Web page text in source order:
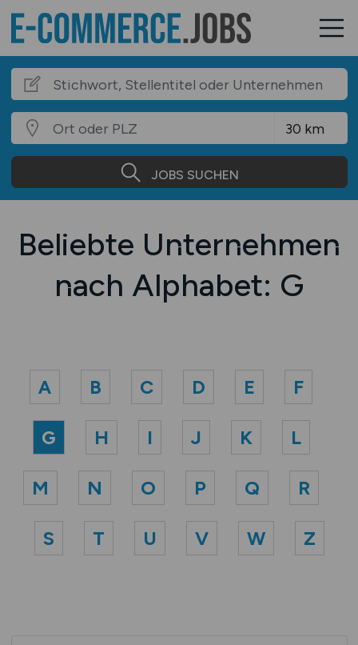
JOBS SUCHEN
Beliebte Unternehmen
nach Alphabet: G
A B C D E F
G H I J K L
M N O P Q R
S T U V W Z